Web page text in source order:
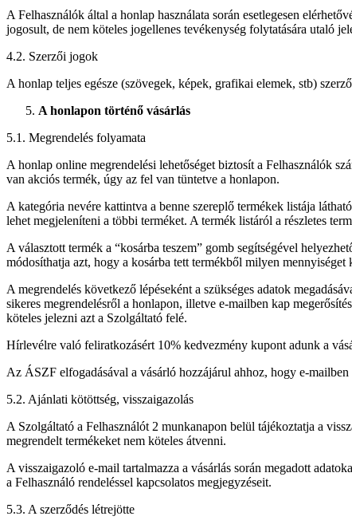
A Felhasználók által a honlap használata során esetlegesen
jogosult, de nem köteles jogellenes tevékenység folytatására utaló
4.2. Szerzői jogok
A honlap teljes egésze (szövegek, képek, grafikai elemek, stb)
A honlapon történő vásárlás
5.1. Megrendelés folyamata
A honlap online megrendelési lehetőséget biztosít a Felhasználók
van akciós termék, úgy az fel van tüntetve a honlapon.
A kategória nevére kattintva a benne szereplő termékek listája
lehet megjeleníteni a többi terméket. A termék listáról a részletes
A választott termék a “kosárba teszem” gomb segítségével
módosíthatja azt, hogy a kosárba tett termékből milyen
A megrendelés következő lépéseként a szükséges adatok
sikeres megrendelésről a honlapon, illetve e-mailben kap
köteles jelezni azt a Szolgáltató felé.
Hírlevélre való feliratkozásért 10% kedvezmény kupont adunk a
Az ÁSZF elfogadásával a vásárló hozzájárul ahhoz, hogy e-
5.2. Ajánlati kötöttség, visszaigazolás
A Szolgáltató a Felhasználót 2 munkanapon belül tájékoztatja a
megrendelt termékeket nem köteles átvenni.
A visszaigazoló e-mail tartalmazza a vásárlás során megadott
a Felhasználó rendeléssel kapcsolatos megjegyzéseit.
5.3. A szerződés létrejötte